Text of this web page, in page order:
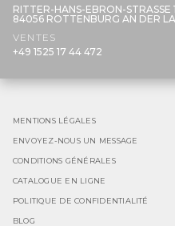
RITTER-HANS-EBRON-STRASSE
84056 ROTTENBURG AN DER
VENTES
+49 1525 17 44 472
MENTIONS LÉGALES
ENVOYEZ-NOUS UN MESSAGE
CONDITIONS GÉNÉRALES
CATALOGUE EN LIGNE
POLITIQUE DE CONFIDENTIALITÉ
BLOG